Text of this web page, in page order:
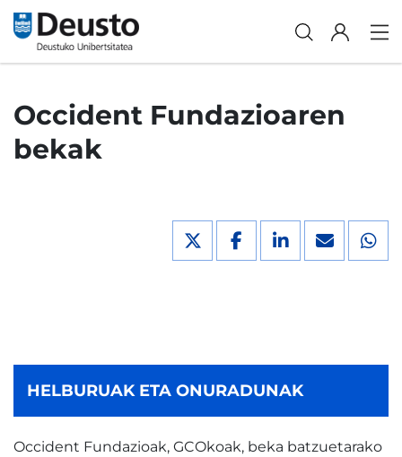
Occident Fundazioaren
bekak
HELBURUAK ETA ONURADUNAK
Occident Fundazioak, GCOkoak, beka batzuetarako